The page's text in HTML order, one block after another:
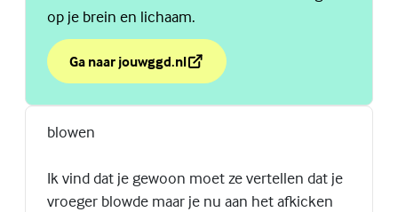
op je brein en lichaam.
Ga naar jouwggd.nl
over Ga je lachgas gebruiken? Dit wil je weten.
(Externe link)
blowen
Ik vind dat je gewoon moet ze vertellen dat je
vroeger blowde maar je nu aan het afkicken